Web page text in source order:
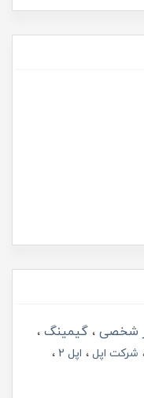
شخصی
گیمینگ
شرکت اپل
اپل 2